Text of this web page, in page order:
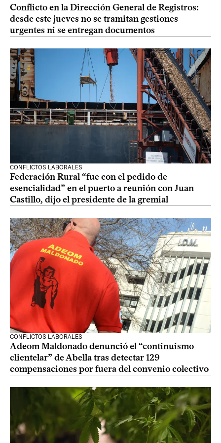
Conflicto en la Dirección General de Registros:
desde este jueves no se tramitan gestiones
urgentes ni se entregan documentos
CONFLICTOS LABORALES
Federación Rural “fue con el pedido de
esencialidad” en el puerto a reunión con Juan
Castillo, dijo el presidente de la gremial
CONFLICTOS LABORALES
Adeom Maldonado denunció el “continuismo
clientelar” de Abella tras detectar 129
compensaciones por fuera del convenio colectivo